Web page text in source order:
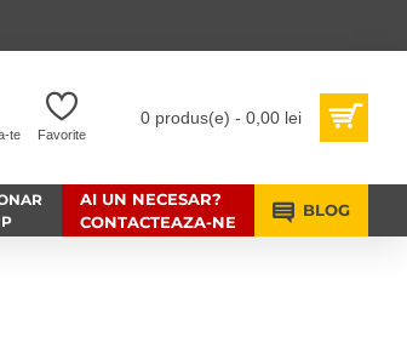
te Favorite
0 produs(e) - 0,00 lei
AI UN NECESAR?
CONTACTEAZA-NE
BLOG